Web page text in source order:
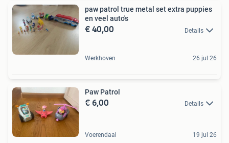
paw patrol true metal set extra puppies
en veel auto's
€ 40,00 Details
Werkhoven 26 jul 26
Paw Patrol
€ 6,00 Details
Voerendaal 19 jul 26